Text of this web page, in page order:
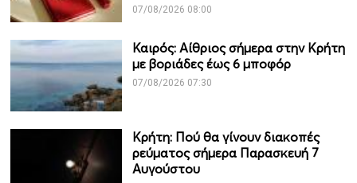
07/08/2026 08:00
Καιρός: Αίθριος σήμερα στην Κρήτη
με βοριάδες έως 6 μποφόρ
07/08/2026 07:30
Κρήτη: Πού θα γίνουν διακοπές
ρεύματος σήμερα Παρασκευή 7
Αυγούστου